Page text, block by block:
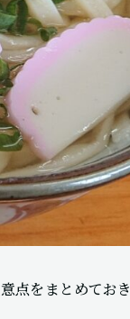
点をまとめておき